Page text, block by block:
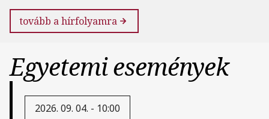
tovább a hírfolyamra
Egyetemi események
2026. 09. 04. - 10:00